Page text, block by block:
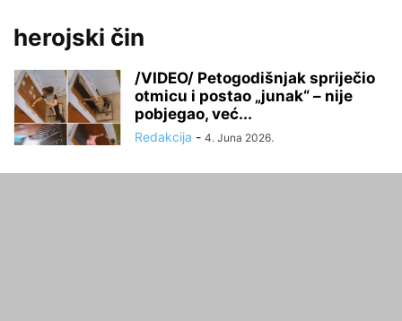
herojski čin
/VIDEO/ Petogodišnjak spriječio
otmicu i postao „junak“ – nije
pobjegao, već...
Redakcija - 4. Juna 2026.